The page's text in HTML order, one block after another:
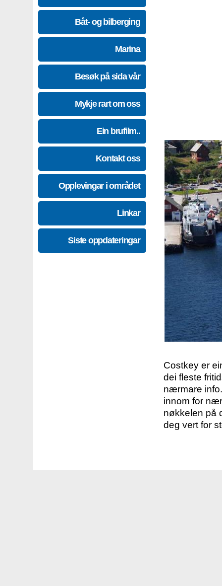
Båt- og bilberging
Marina
Besøk på sida vår
Mykje rart om oss
Ein brufilm..
Kontakt oss
Opplevingar i området
Linkar
Siste oppdateringar
Costkey er
dei fleste
nærmare
innom for
nøkkelen på
deg vert for